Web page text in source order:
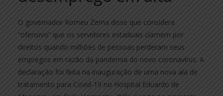
O governador Romeu Zema disse que considera
“ofensivo” que os servidores estaduais clamem por
direitos quando milhões de pessoas perderam seus
empregos em razão da pandemia do novo coronavírus. A
declaração foi feita na inauguração de uma nova ala de
tratamento para Covid-19 no Hospital Eduardo de